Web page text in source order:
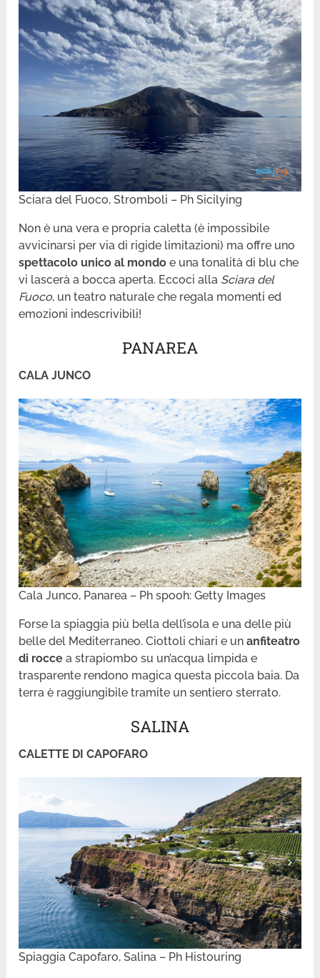
Sciara del Fuoco, Stromboli – Ph Sicilying
Non è una vera e propria caletta (è impossibile
avvicinarsi per via di rigide limitazioni) ma offre uno
spettacolo unico al mondo e una tonalità di blu che
vi lascerà a bocca aperta. Eccoci alla Sciara del
Fuoco, un teatro naturale che regala momenti ed
emozioni indescrivibili!
PANAREA
CALA JUNCO
Cala Junco, Panarea – Ph spooh: Getty Images
Forse la spiaggia più bella dell’isola e una delle più
belle del Mediterraneo. Ciottoli chiari e unanfiteatro
di rocce a strapiombo su un’acqua limpida e
trasparente rendono magica questa piccola baia. Da
terra è raggiungibile tramite un sentiero sterrato.
SALINA
CALETTE DI CAPOFARO
Spiaggia Capofaro, Salina – Ph Histouring